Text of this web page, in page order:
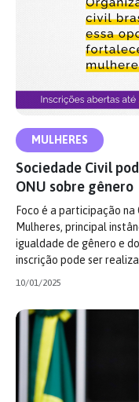
MULHERES
Sociedade Civil
ONU sobre gênero
Foco é a participação na
Mulheres, principal
igualdade de gênero e
inscrição pode ser
10/01/2025